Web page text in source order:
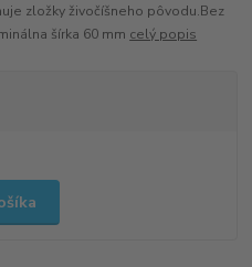
zložky živočíšneho pôvodu.Bez
šírka 60 mm celý popis